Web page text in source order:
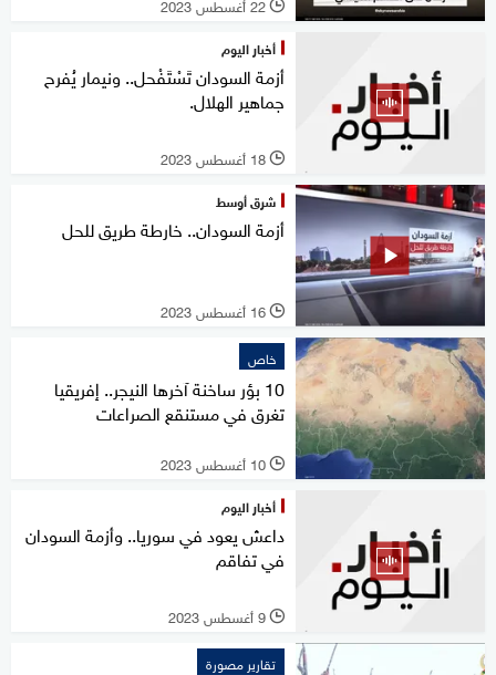
l
أخبار اليوم
أزمة السودان تَسْتَفْحل.. ونيمار يُفرح
جماهير الهلال.
l 18 أغسطس 2023
شرق أوسط
أزمة السودان.. خارطة طريق للحل
l 16 أغسطس 2023
خاص
10 بؤر ساخنة آخرها النيجر.. إفريقيا
تغرق في مستنقع الصراعات
l 10 أغسطس 2023
أخبار اليوم
داعش يعود في سوريا.. وأزمة السودان
في تفاقم
l 9 أغسطس 2023
تقارير مصورة